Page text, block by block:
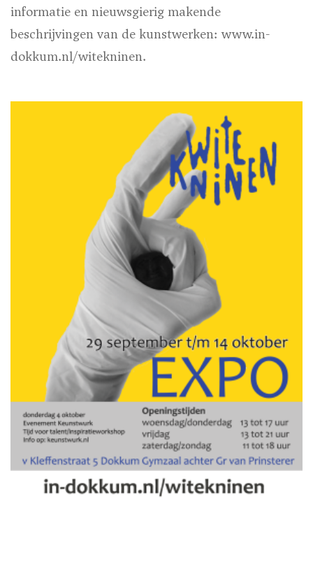
informatie en nieuwsgierig makende
beschrijvingen van de kunstwerken: www.in-
dokkum.nl/witekninen.